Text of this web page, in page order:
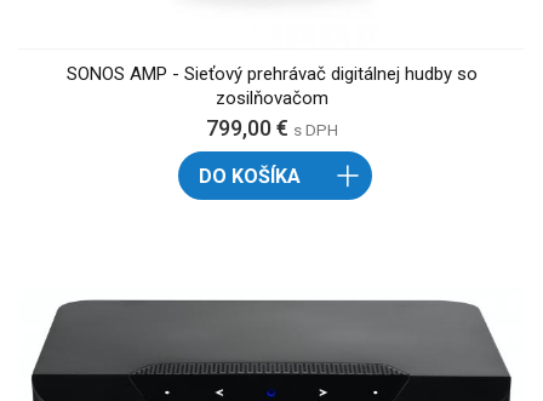
SONOS AMP - Sieťový prehrávač digitálnej hudby so
zosilňovačom
799,00 € s DPH
DO KOŠÍKA